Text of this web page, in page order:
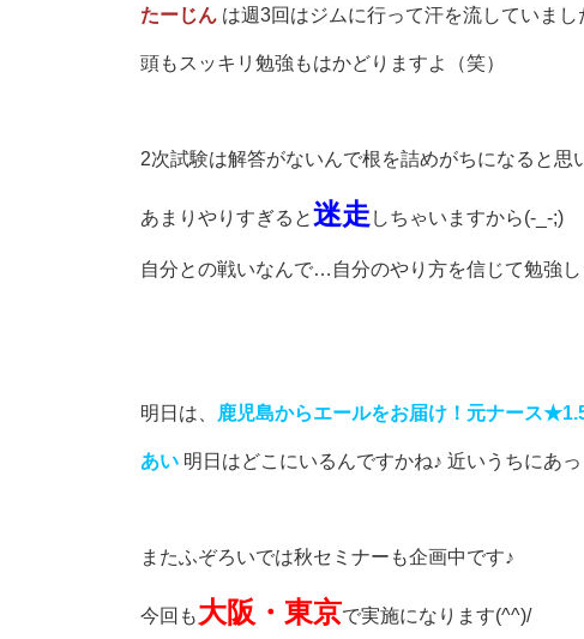
たーじん は週3回はジムに行って汗を流していまし
頭もスッキリ勉強もはかどりますよ（笑）
2次試験は解答がないんで根を詰めがちになると思
あまりやりすぎると迷走 しちゃいますから(-_-;)
自分との戦いなんで…自分のやり方を信じて勉強し
明日は、 鹿児島からエールをお届け！元ナース
あい 明日はどこにいるんですかね♪ 近いうちにあ
またふぞろいでは秋セミナーも企画中です♪
今回も大阪・東京で実施になります(^^)/